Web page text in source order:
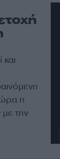
ώρα η
την